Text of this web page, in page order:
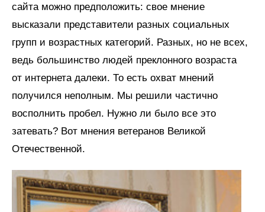
сайта можно предположить: свое мнение
высказали представители разных социальных
групп и возрастных категорий. Разных, но не всех,
ведь большинство людей преклонного возраста
от интернета далеки. То есть охват мнений
получился неполным. Мы решили частично
восполнить пробел. Нужно ли было все это
затевать? Вот мнения ветеранов Великой
Отечественной.